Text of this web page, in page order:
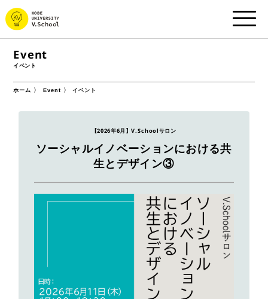
Event
イベント
ホーム Event イベント
【2026年6月】V.Schoolサロン
ソーシャルイノベーションにおける共
生とデザイン③